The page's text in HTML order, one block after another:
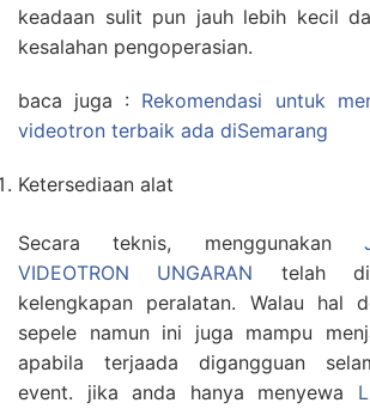
keadaan sulit pun jauh lebih kecil
kesalahan pengoperasian.
baca juga : Rekomendasi untuk
videotron terbaik ada diSemarang
Ketersediaan alat
Secara teknis, menggunakan
VIDEOTRON UNGARAN telah
kelengkapan peralatan. Walau hal
sepele namun ini juga mampu
apabila terjaada digangguan
event. jika anda hanya menyewa